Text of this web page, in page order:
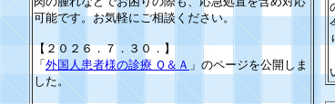
可能です。お気軽にご相談ください。
【２０２６．７．３０．】
「 外国人患者様の診療 Ｑ＆Ａ 」のページを公開しま
した。